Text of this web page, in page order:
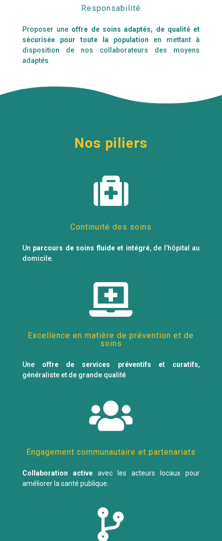
Responsabilité
Proposer une offre de soins adaptés, de qualité et
sécurisée pour toute la population en mettant à
disposition de nos collaborateurs des moyens
adaptés.
Nos piliers

Continuité des soins
Un parcours de soins fluide et intégré, de l’hôpital au
domicile.

Excellence en matière de prévention et de
soins
Une offre de services préventifs et curatifs,
généraliste et de grande qualité

Engagement communautaire et partenariats
Collaboration active avec les acteurs locaux pour
améliorer la santé publique.
